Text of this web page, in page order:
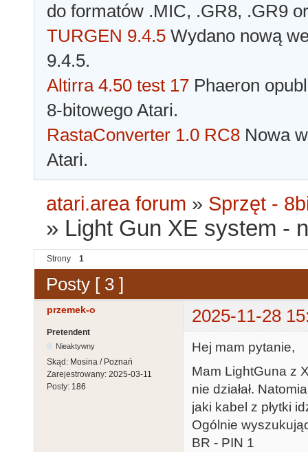
do formatów .MIC, .GR8, .GR9
TURGEN 9.4.5 Wydano nową
9.4.5.
Altirra 4.50 test 17 Phaeron
8-bitowego Atari.
RastaConverter 1.0 RC8 Nowa
Atari.
atari.area forum » Sprzęt -
» Light Gun XE system -
Strony 1
Posty [ 3 ]
przemek-o 2025-11-28
Pretendent
Nieaktywny
Skąd: Mosina / Poznań
Zarejestrowany: 2025-03-11
Posty: 186
Hej mam pytanie,
Mam LightGuna z
nie działał.
jaki kabel z płytki
Ogólnie
BR - PIN 1